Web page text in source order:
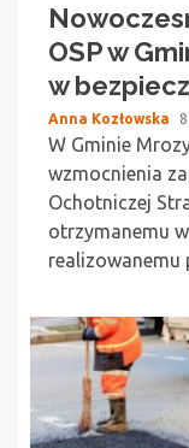
OSP w
w
Anna Kozłowska
W Gminie
wzmocnienia
Ochotniczej
otrzymanemu
realizowanemu